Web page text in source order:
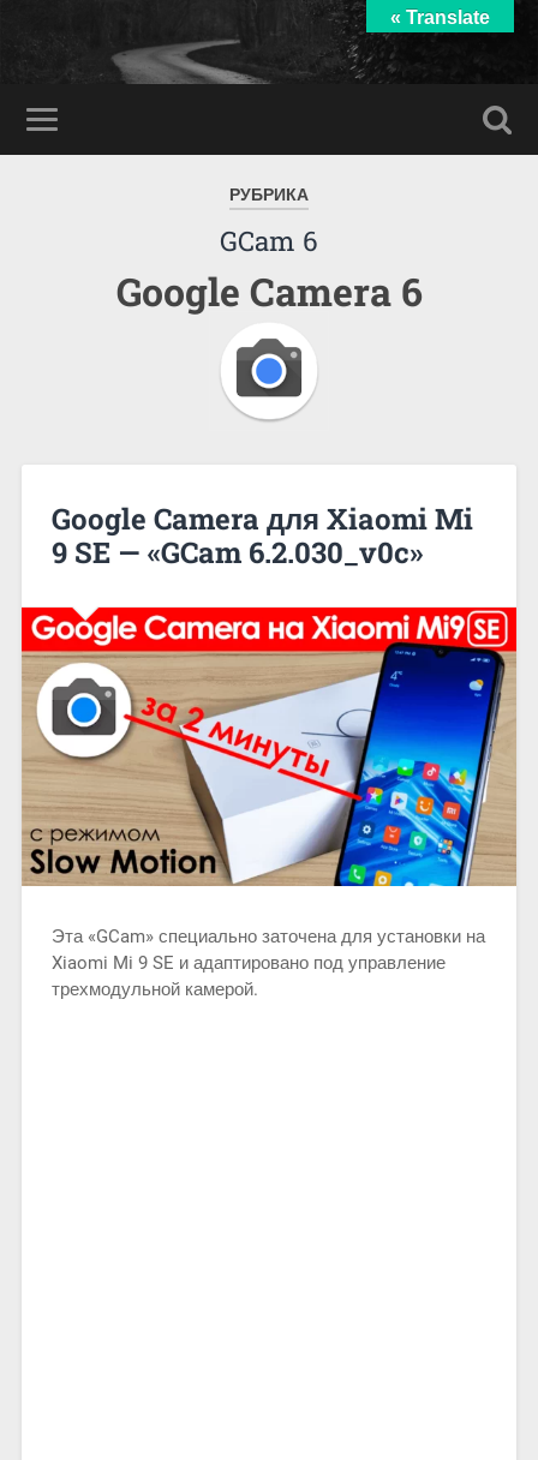
РУБРИКА
GCam 6
Google Camera 6
Google Camera для Xiaomi Mi
9 SE — «GCam 6.2.030_v0c»
Эта «GCam» специально заточена для установки на
Xiaomi Mi 9 SE и адаптировано под управление
трехмодульной камерой.
« Translate